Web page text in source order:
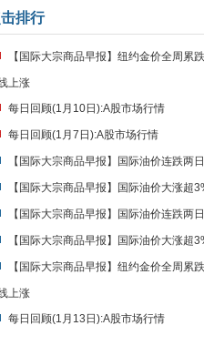
排行
【国际大宗商品早报】纽约金价全周累
上涨
每日回顾(1月10日):A股市场行情
每日回顾(1月7日):A股市场行情
【国际大宗商品早报】国际油价连跌两
【国际大宗商品早报】国际油价大涨超
【国际大宗商品早报】国际油价连跌两
【国际大宗商品早报】国际油价大涨超
【国际大宗商品早报】纽约金价全周累
上涨
每日回顾(1月13日):A股市场行情